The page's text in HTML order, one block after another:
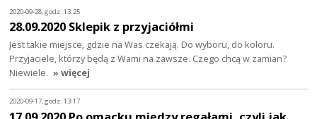
2020-09-28, godz. 13:25
28.09.2020 Sklepik z przyjaciółmi
Jest takie miejsce, gdzie na Was czekają. Do wyboru, do koloru.
Przyjaciele, którzy będą z Wami na zawsze. Czego chcą w zamian?
Niewiele. » więcej
2020-09-17, godz. 13:17